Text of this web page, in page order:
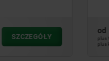
SZCZEGÓŁY
od
plus
plus